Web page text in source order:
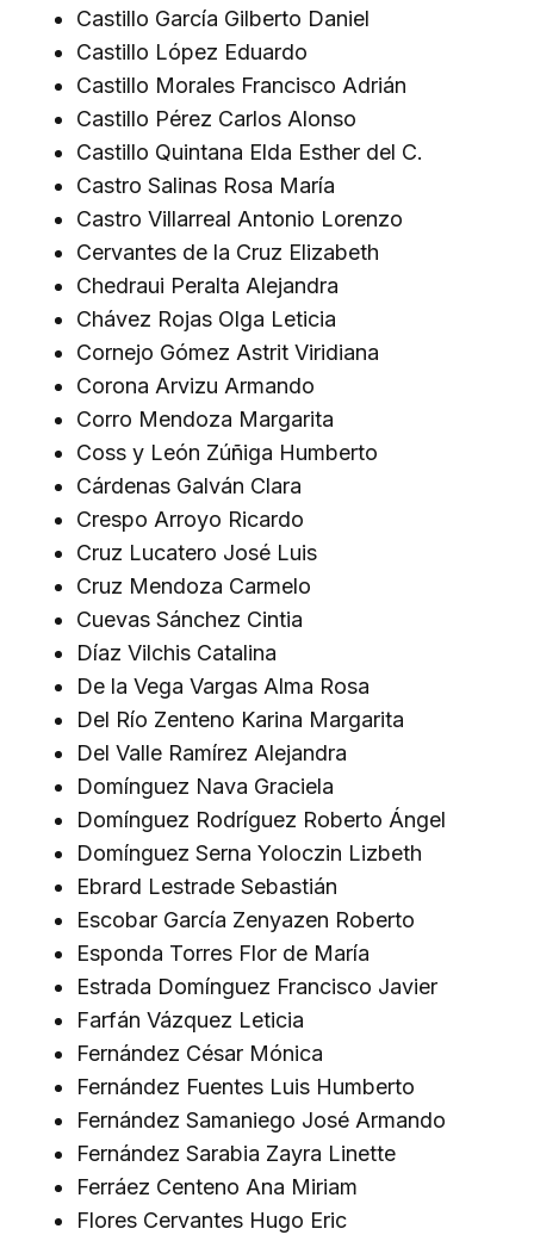
Castillo García Gilberto Daniel
Castillo López Eduardo
Castillo Morales Francisco Adrián
Castillo Pérez Carlos Alonso
Castillo Quintana Elda Esther del C.
Castro Salinas Rosa María
Castro Villarreal Antonio Lorenzo
Cervantes de la Cruz Elizabeth
Chedraui Peralta Alejandra
Chávez Rojas Olga Leticia
Cornejo Gómez Astrit Viridiana
Corona Arvizu Armando
Corro Mendoza Margarita
Coss y León Zúñiga Humberto
Cárdenas Galván Clara
Crespo Arroyo Ricardo
Cruz Lucatero José Luis
Cruz Mendoza Carmelo
Cuevas Sánchez Cintia
Díaz Vilchis Catalina
De la Vega Vargas Alma Rosa
Del Río Zenteno Karina Margarita
Del Valle Ramírez Alejandra
Domínguez Nava Graciela
Domínguez Rodríguez Roberto Ángel
Domínguez Serna Yoloczin Lizbeth
Ebrard Lestrade Sebastián
Escobar García Zenyazen Roberto
Esponda Torres Flor de María
Estrada Domínguez Francisco Javier
Farfán Vázquez Leticia
Fernández César Mónica
Fernández Fuentes Luis Humberto
Fernández Samaniego José Armando
Fernández Sarabia Zayra Linette
Ferráez Centeno Ana Miriam
Flores Cervantes Hugo Eric